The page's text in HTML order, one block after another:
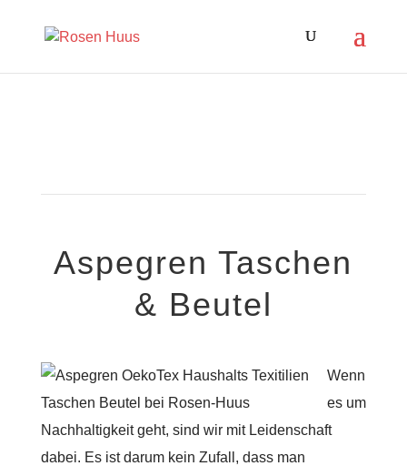
Aspegren ​Taschen
& Beutel
Wenn
es um
Nachhaltigkeit geht, sind wir mit Leidenschaft
dabei. Es ist darum kein Zufall, dass man